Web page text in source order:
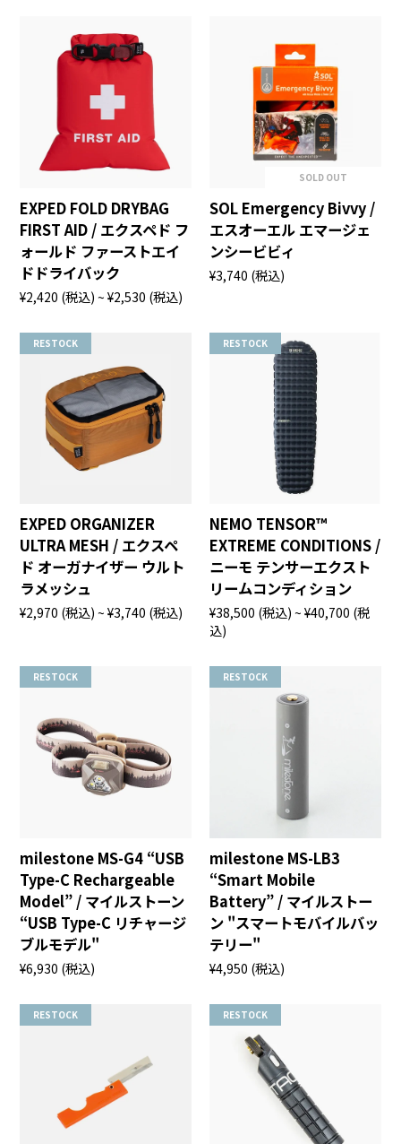
EXPED FOLD DRYBAG
FIRST AID / エクスペド フ
ォールド ファーストエイ
ドドライバック
¥2,420 (税込) ~ ¥2,530 (税込)
SOLD OUT
SOL Emergency Bivvy /
エスオーエル エマージェ
ンシービビィ
¥3,740 (税込)
RESTOCK
EXPED ORGANIZER
ULTRA MESH / エクスペ
ド オーガナイザー ウルト
ラメッシュ
¥2,970 (税込) ~ ¥3,740 (税込)
RESTOCK
NEMO TENSOR™
EXTREME CONDITIONS /
ニーモ テンサーエクスト
リームコンディション
¥38,500 (税込) ~ ¥40,700 (税
込)
RESTOCK
milestone MS-G4 “USB
Type-C Rechargeable
Model” / マイルストーン
“USB Type-C リチャージ
ブルモデル"
¥6,930 (税込)
RESTOCK
milestone MS-LB3
“Smart Mobile
Battery” / マイルストー
ン "スマートモバイルバッ
テリー"
¥4,950 (税込)
RESTOCK RESTOCK